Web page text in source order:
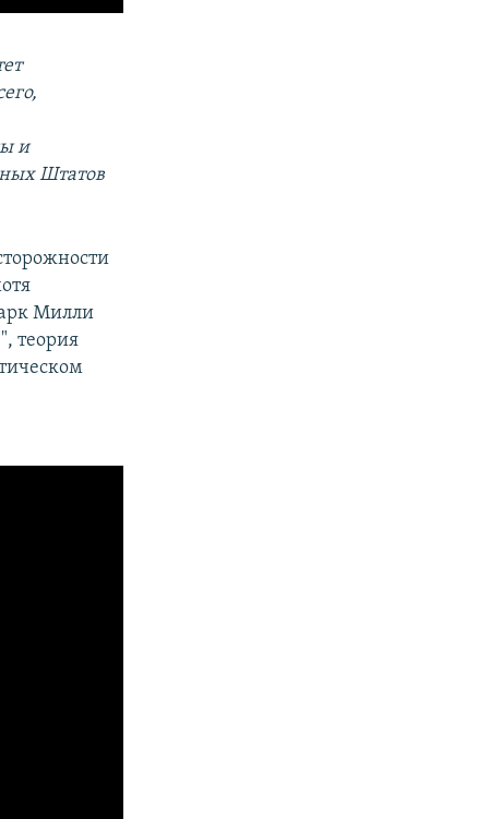
и
Штатов
Милли
теория